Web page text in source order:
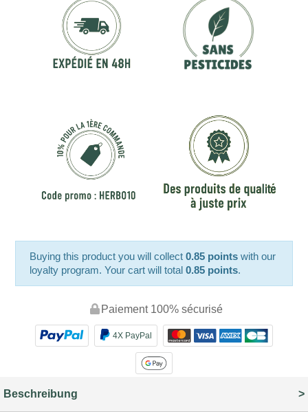
Buying this product you will collect0.85 points with our
loyalty program. Your cart will total0.85 points.
Paiement 100% sécurisé
4X PayPal
Beschreibung